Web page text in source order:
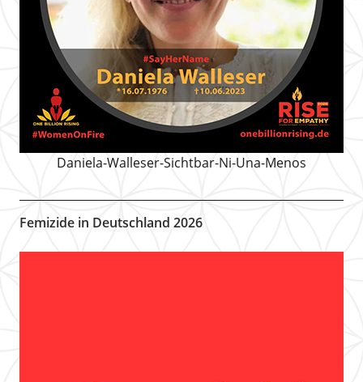
Daniela-Walleser-Sichtbar-Ni-Una-Menos
Femizide in Deutschland 2026